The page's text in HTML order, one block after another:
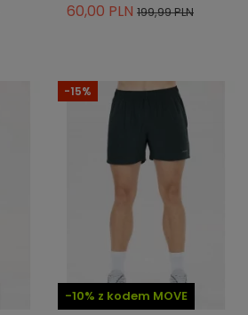
60,00 PLN 199,99 PLN
-10% z kodem MOVE
-15%